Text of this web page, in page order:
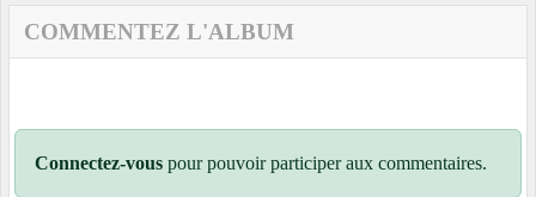
COMMENTEZ L'ALBUM
Connectez-vous pour pouvoir participer aux commentaires.